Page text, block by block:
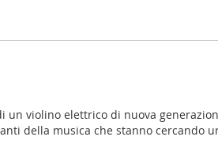
un violino elettrico di nuova
della musica che stanno cercando